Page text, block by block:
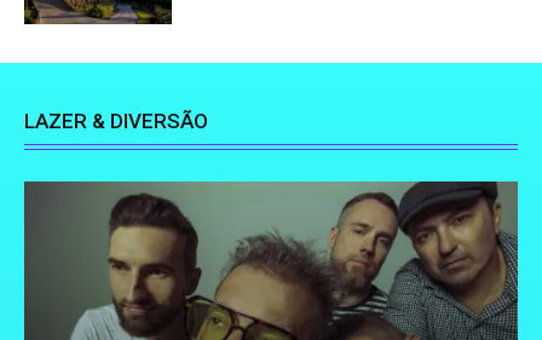
LAZER & DIVERSÃO